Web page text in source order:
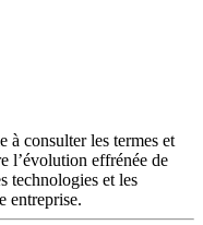
à consulter les termes et
l’évolution effrénée de
technologies et les
entreprise.